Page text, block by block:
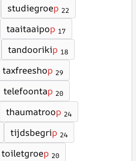
studiegroep 22
taaitaaipop 17
tandoorikip 18
taxfreeshop 29
telefoontap 20
thaumatroop 24
tijdsbegrip 24
toiletgroep 20